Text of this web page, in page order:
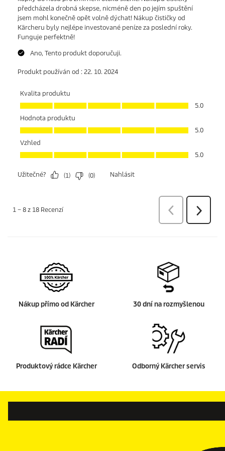
Nákup přímo od Kärcher 30 dní na rozmyšlenou
Produktový rádce Kärcher Odborný Kärcher servis